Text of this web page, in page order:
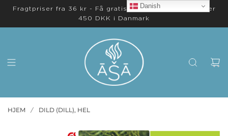
Fragtpriser fra 36 kr - Få gratis levering på ordrer over
450 DKK i Danmark
HJEM / DILD (DILL), HEL
Danish